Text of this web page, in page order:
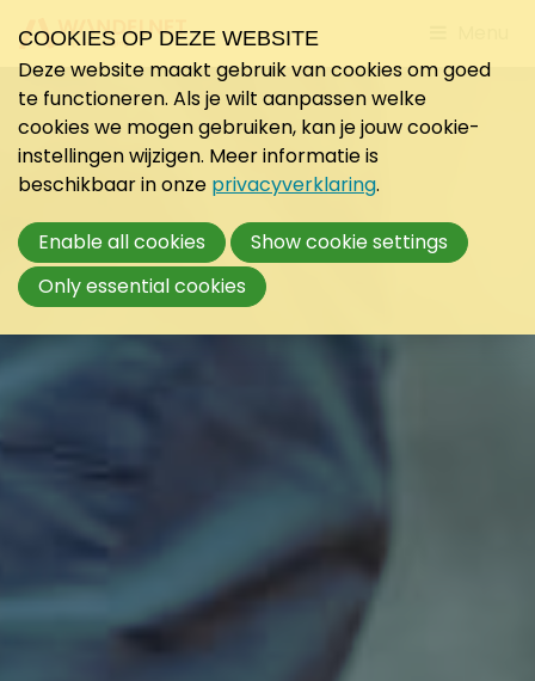
to
COOKIES OP DEZE WEBSITE
Deze website maakt gebruik van cookies om goed
te functioneren. Als je wilt aanpassen welke
cookies we mogen gebruiken, kan je jouw cookie-
instellingen wijzigen. Meer informatie is
beschikbaar in onze privacyverklaring.
Enable all cookies
Show cookie settings
Only essential cookies